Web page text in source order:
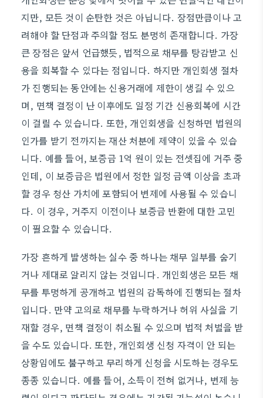
지만, 모든 것이 순탄한 것은 아닙니다. 장점만큼이나 고
려해야 할 단점과 주의할 점도 분명히 존재합니다. 가장
큰 장점은 앞서 언급했듯, 법적으로 채무를 탕감받고 신
용을 회복할 수 있다는 점입니다. 하지만 개인회생 절차
가 진행되는 동안에는 신용거래에 제한이 생길 수 있으
며, 면책 결정이 난 이후에도 일정 기간 신용회복에 시간
이 걸릴 수 있습니다. 또한, 개인회생을 신청하면 법원의
인가를 받기 전까지는 재산 처분에 제약이 있을 수 있습
니다. 예를 들어, 보증금 1억 원이 있는 전셋집에 거주 중
인데, 이 보증금은 법원에서 정한 일정 금액 이상을 초과
할 경우 청산 가치에 포함되어 변제에 사용될 수 있습니
다. 이 경우, 거주지 이전이나 보증금 반환에 대한 고민
이 필요할 수 있습니다.
가장 흔하게 발생하는 실수 중 하나는 채무 일부를 숨기
거나 제대로 알리지 않는 것입니다. 개인회생은 모든 채
무를 투명하게 공개하고 법원의 감독하에 진행되는 절차
입니다. 만약 고의로 채무를 누락하거나 허위 사실을 기
재할 경우, 면책 결정이 취소될 수 있으며 법적 처벌을 받
을 수도 있습니다. 또한, 개인회생 신청 자격이 안 되는
상황임에도 불구하고 무리하게 신청을 시도하는 경우도
종종 있습니다. 예를 들어, 소득이 전혀 없거나, 변제 능